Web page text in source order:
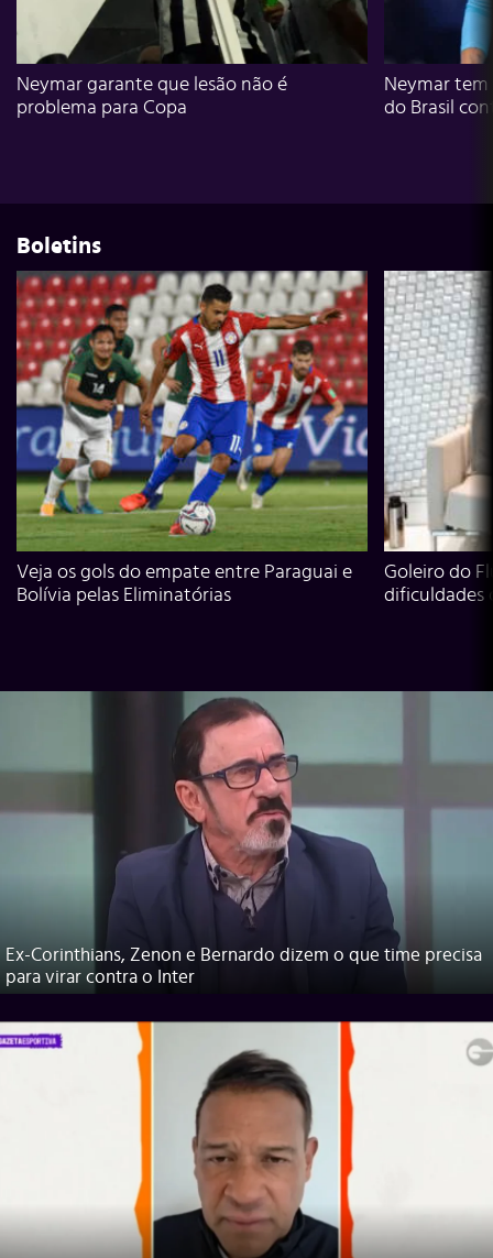
Neymar garante que lesão não é
problema para Copa
Neymar
do Brasil
Boletins
Veja os gols do empate entre Paraguai e
Bolívia pelas Eliminatórias
Goleiro do
dificuldades
Ex-Corinthians, Zenon e Bernardo dizem o que time precisa
para virar contra o Inter